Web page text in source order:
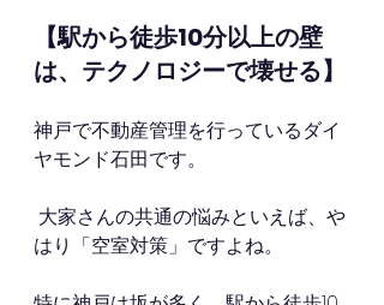
【駅から徒歩10分以上の壁
は、テクノロジーで壊せる】
神戸で不動産管理を行っているダイ
ヤモンド石田です。
はり「空室対策」ですよね。